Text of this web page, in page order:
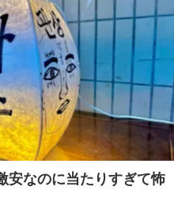
安なのに当たりすぎて怖